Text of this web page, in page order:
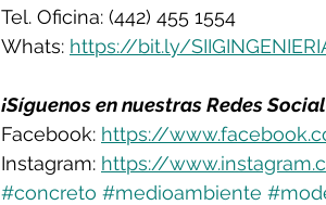
Tel. Oficina: (442) 455 1554
Whats: https://bit.ly/
¡Síguenos en nuestras Redes
Facebook: https://
Instagram: https://
#concreto #medioambiente